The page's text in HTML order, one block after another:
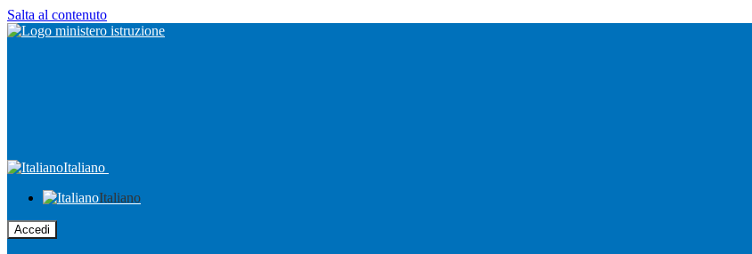
Salta al contenuto
Italiano
Italiano
Accedi